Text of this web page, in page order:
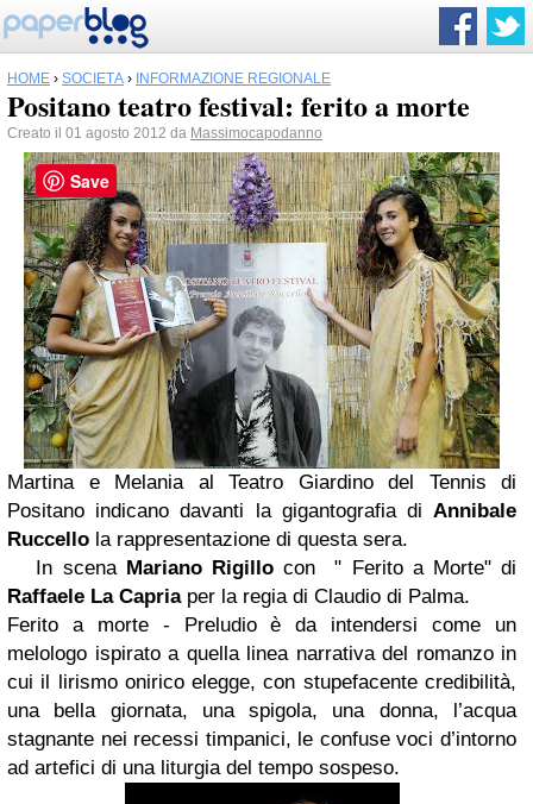
HOME › SOCIETÀ › INFORMAZIONE REGIONALE
Positano teatro festival: ferito a morte
Creato il 01 agosto 2012 da Massimocapodanno
Martina e Melania al Teatro Giardino del Tennis di
Positano indicano davanti la gigantografia di Annibale
Ruccello la rappresentazione di questa sera.
In scena Mariano Rigillocon " Ferito a Morte" di
Raffaele La Capriaper la regia di Claudio di Palma.
Ferito a morte - Preludio è da intendersi come un
melologo ispirato a quella linea narrativa del romanzo in
cui il lirismo onirico elegge, con stupefacente credibilità,
una bella giornata, una spigola, una donna, l’acqua
stagnante nei recessi timpanici, le confuse voci d’intorno
ad artefici di una liturgia del tempo sospeso.
Save